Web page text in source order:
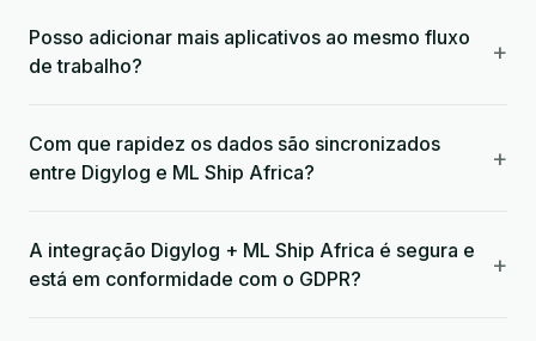
Posso adicionar mais aplicativos ao mesmo fluxo
de trabalho?
+
Com que rapidez os dados são sincronizados
entre Digylog e ML Ship Africa?
+
A integração Digylog + ML Ship Africa é segura e
está em conformidade com o GDPR?
+